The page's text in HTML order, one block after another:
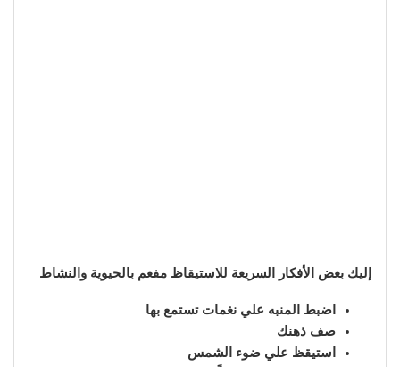
إليك بعض الأفكار السريعة للاستيقاظ مفعم بالحيوية والنشاط
اضبط المنبه علي نغمات تستمع بها
صف ذهنك
استيقظ علي ضوء الشمس